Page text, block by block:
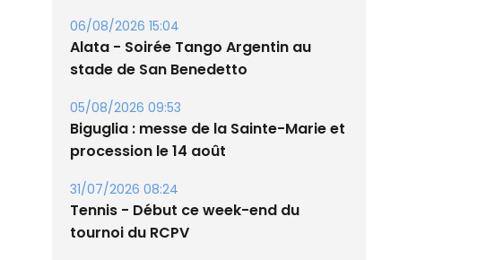
06/08/2026 15:04
Alata - Soirée Tango Argentin au
stade de San Benedetto
05/08/2026 09:53
Biguglia : messe de la Sainte-Marie et
procession le 14 août
31/07/2026 08:24
Tennis - Début ce week-end du
tournoi du RCPV